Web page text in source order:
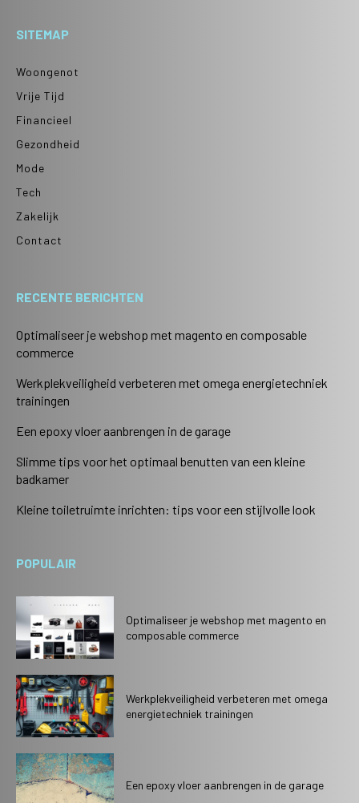
SITEMAP
Woongenot
Vrije Tijd
Financieel
Gezondheid
Mode
Tech
Zakelijk
Contact
RECENTE BERICHTEN
Optimaliseer je webshop met magento en composable
commerce
Werkplekveiligheid verbeteren met omega energietechniek
trainingen
Een epoxy vloer aanbrengen in de garage
Slimme tips voor het optimaal benutten van een kleine
badkamer
Kleine toiletruimte inrichten: tips voor een stijlvolle look
POPULAIR
Optimaliseer je webshop met magento en
composable commerce
Werkplekveiligheid verbeteren met omega
energietechniek trainingen
Een epoxy vloer aanbrengen in de garage